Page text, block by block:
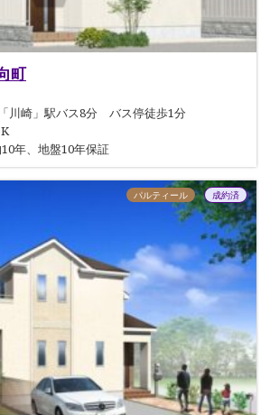
町
川崎」駅バス8分 バス停徒歩1分
年、地盤10年保証
パルティール 成約済